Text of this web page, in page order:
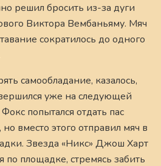
решил бросить из-за дуги
Виктора Вембаньяму. Мяч
сократилось до одного
самообладание, казалось,
уже на следующей
попытался отдать пас
вместо этого отправил мяч в
Звезда «Никс» Джош Харт
по площадке, стремясь забить